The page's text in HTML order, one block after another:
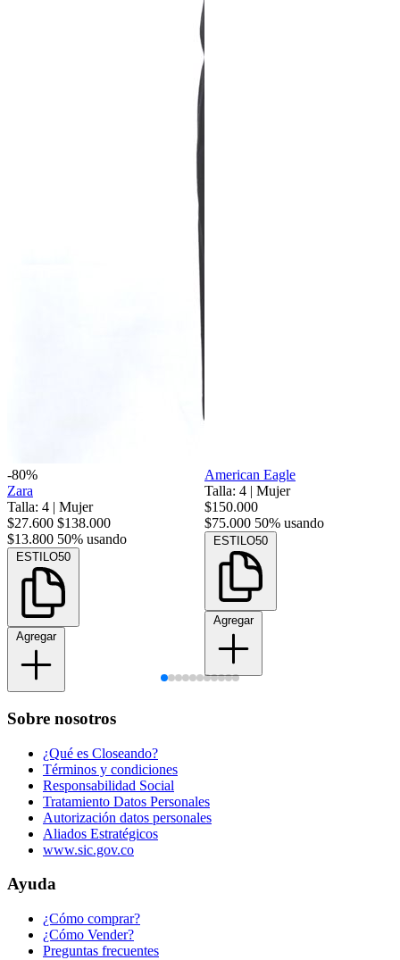
-80%
Zara
Talla: 4 | Mujer
$27.600 $138.000
$13.800 50% usando
ESTILO50
Agregar
American Eagle
Talla: 4 | Mujer
$150.000
$75.000 50% usando
ESTILO50
Agregar
Sobre nosotros
¿Qué es Closeando?
Términos y condiciones
Responsabilidad Social
Tratamiento Datos Personales
Autorización datos personales
Aliados Estratégicos
www.sic.gov.co
Ayuda
¿Cómo comprar?
¿Cómo Vender?
Preguntas frecuentes